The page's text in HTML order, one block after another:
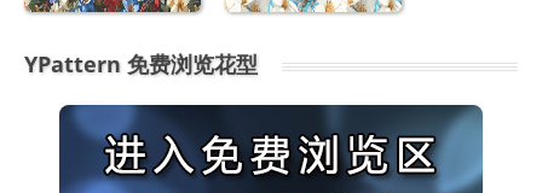
YPattern 免费浏览花型